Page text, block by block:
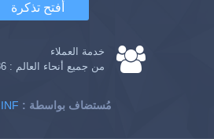
أفتح تذكرة
خدمة العملاء
من جميع أنحاء العالم :
: مُستضاف بواسطة